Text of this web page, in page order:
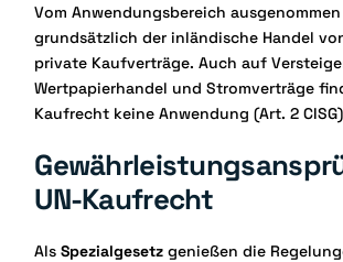
Vom Anwendungsbereich
grundsätzlich der inländische Handel
private Kaufverträge. Auch auf
Wertpapierhandel und Stromverträge
Kaufrecht keine Anwendung (Art. 2
UN-Kaufrecht
AlsSpezialgesetz genießen die